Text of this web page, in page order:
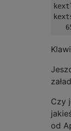
Czy
od